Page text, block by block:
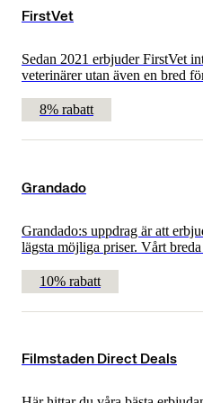
FirstVet
Sedan 2021 erbjuder FirstVet
veterinärer utan även en bred
sortiment är noggrant utvalda
8% rabatt
Grandado
Grandado:s uppdrag är att
lägsta möjliga priser. Vårt
tillfredsställa alla konsumenter.
utbud av produkter försöker vi
möjligt.
10% rabatt
Filmstaden Direct Deals